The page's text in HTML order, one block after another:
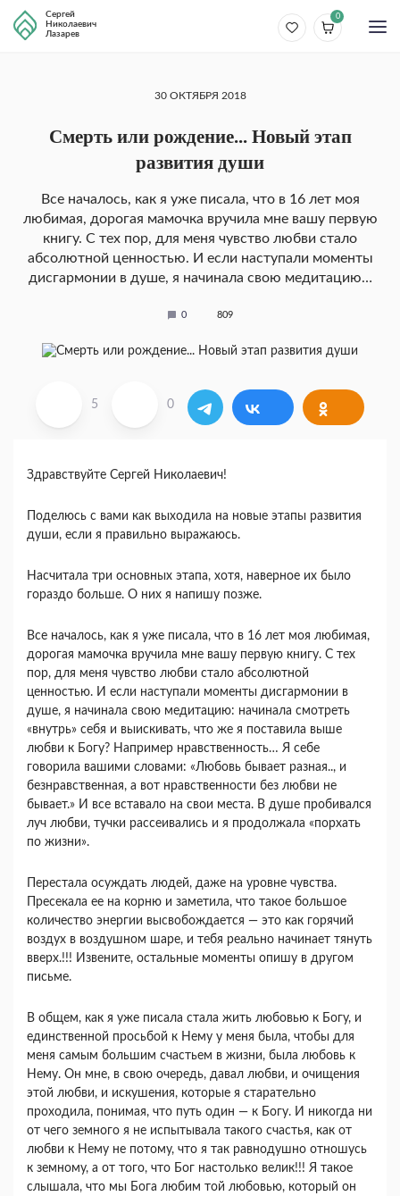
Сергей
Николаевич
Лазарев
0
30 ОКТЯБРЯ 2018
Смерть или рождение... Новый этап
развития души
Все началось, как я уже писала, что в 16 лет моя
любимая, дорогая мамочка вручила мне вашу первую
книгу. С тех пор, для меня чувство любви стало
абсолютной ценностью. И если наступали моменты
дисгармонии в душе, я начинала свою медитацию…
0 809
5 0
Здравствуйте Сергей Николаевич!
Поделюсь с вами как выходила на новые этапы развития
души, если я правильно выражаюсь.
Насчитала три основных этапа, хотя, наверное их было
гораздо больше. О них я напишу позже.
Все началось, как я уже писала, что в 16 лет моя любимая,
дорогая мамочка вручила мне вашу первую книгу. С тех
пор, для меня чувство любви стало абсолютной
ценностью. И если наступали моменты дисгармонии в
душе, я начинала свою медитацию: начинала смотреть
«внутрь» себя и выискивать, что же я поставила выше
любви к Богу? Например нравственность… Я себе
говорила вашими словами: «Любовь бывает разная.., и
безнравственная, а вот нравственности без любви не
бывает.» И все вставало на свои места. В душе пробивался
луч любви, тучки рассеивались и я продолжала «порхать
по жизни».
Перестала осуждать людей, даже на уровне чувства.
Пресекала ее на корню и заметила, что такое большое
количество энергии высвобождается — это как горячий
воздух в воздушном шаре, и тебя реально начинает тянуть
вверх.!!! Извените, остальные моменты опишу в другом
письме.
В общем, как я уже писала стала жить любовью к Богу, и
единственной просьбой к Нему у меня была, чтобы для
меня самым большим счастьем в жизни, была любовь к
Нему. Он мне, в свою очередь, давал любви, и очищения
этой любви, и искушения, которые я старательно
проходила, понимая, что путь один — к Богу. И никогда ни
от чего земного я не испытывала такого счастья, как от
любви к Нему не потому, что я так равнодушно отношусь
к земному, а от того, что Бог настолько велик!!! Я такое
слышала, что мы Бога любим той любовью, который он